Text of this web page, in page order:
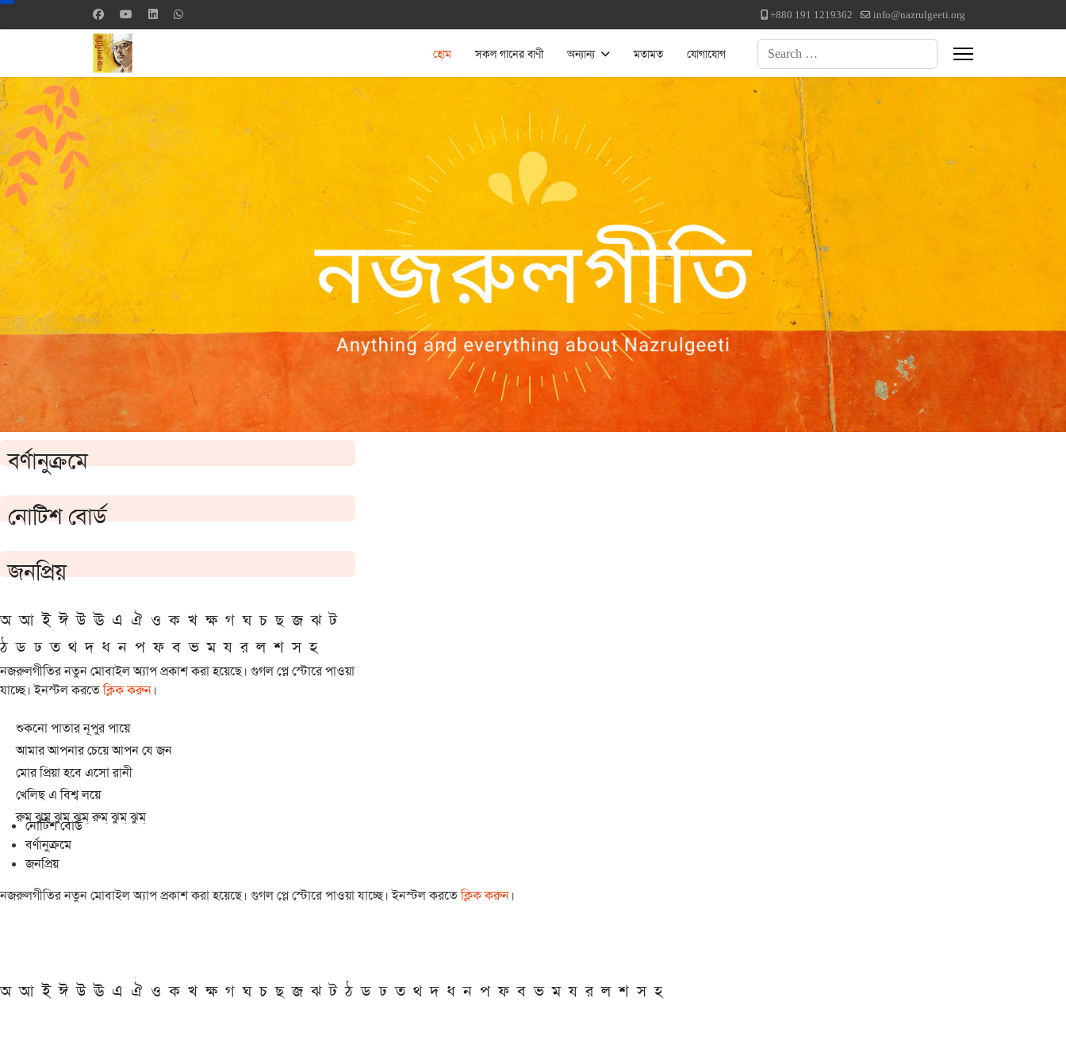
+880 191 1219362 info@nazrulgeeti.org
হোম সকল গানের বাণী অন্যান্য মতামত যোগাযোগ Search
বর্ণানুক্রমে
নোটিশ বোর্ড
জনপ্রিয়
অ আ ই ঈ উ ঊ এ ঐ ও ক খ ক্ষ গ ঘ চ ছ জ ঝ ট
ঠ ড ঢ ত থ দ ধ ন প ফ ব ভ ম য র ল শ স হ
নজরুলগীতির নতুন মোবাইল অ্যাপ প্রকাশ করা হয়েছে। গুগল প্লে স্টোরে পাওয়া
যাচ্ছে। ইনস্টল করতেক্লিক করুন।
শুকনো পাতার নূপুর পায়ে
আমার আপনার চেয়ে আপন যে জন
মোর প্রিয়া হবে এসো রানী
খেলিছ এ বিশ্ব লয়ে
রুম্ ঝুম্ ঝুম্ ঝুম্ রুম্ ঝুম্ ঝুম্
নোটিশ বোর্ড
বর্ণানুক্রমে
জনপ্রিয়
নজরুলগীতির নতুন মোবাইল অ্যাপ প্রকাশ করা হয়েছে। গুগল প্লে স্টোরে পাওয়া যাচ্ছে। ইনস্টল করতেক্লিক করুন।
অ আ ই ঈ উ ঊ এ ঐ ও ক খ ক্ষ গ ঘ চ ছ জ ঝ ট ঠ ড ঢ ত থ দ ধ ন প ফ ব ভ ম য র ল শ স হ